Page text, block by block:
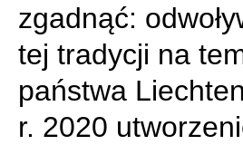
zgadnąć:
tej tradycji na
państwa
r. 2020